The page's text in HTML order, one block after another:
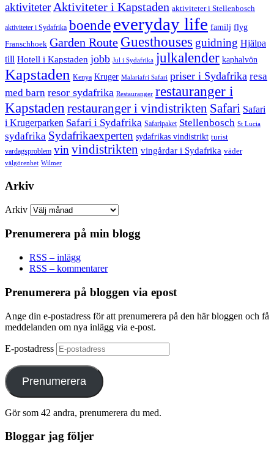
aktiviteterAktiviteter i Kapstaden aktiviteter i Stellenbosch
aktiviteter i Sydafrika boende everyday life familj flyg
Franschhoek Garden Route Guesthouses guidning Hjälpa
till Hotell i Kapstaden jobb Jul i Sydafrika julkalender kaphalvön
Kapstaden Kenya Kruger Malariafri Safari priser i Sydafrika resa
med barn resor sydafrika Restauranger restauranger i
Kapstaden restauranger i vindistrikten Safari Safari
i Krugerparken Safari i Sydafrika Safaripaket Stellenbosch St Lucia
sydafrika Sydafrikaexperten sydafrikas vindistrikt turist
vardagsproblem vinvindistrikten vingårdar i Sydafrika väder
välgörenhet Wilmer
Arkiv
Arkiv
Prenumerera på min blogg
RSS – inlägg
RSS – kommentarer
Prenumerera på bloggen via epost
Ange din e-postadress för att prenumerera på den här bloggen och få
meddelanden om nya inlägg via e-post.
E-postadress
Prenumerera
Gör som 42 andra, prenumerera du med.
Bloggar jag följer